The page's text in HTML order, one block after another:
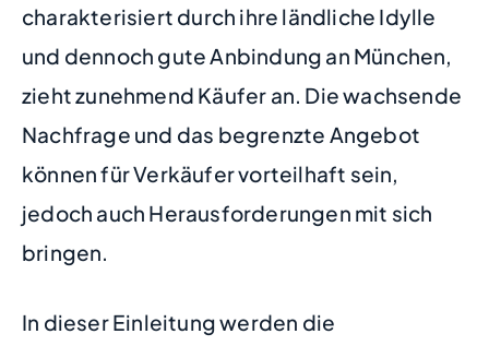
charakterisiert durch ihre ländliche Idylle
und dennoch gute Anbindung an München,
zieht zunehmend Käufer an. Die wachsende
Nachfrage und das begrenzte Angebot
können für Verkäufer vorteilhaft sein,
jedoch auch Herausforderungen mit sich
bringen.
In dieser Einleitung werden die